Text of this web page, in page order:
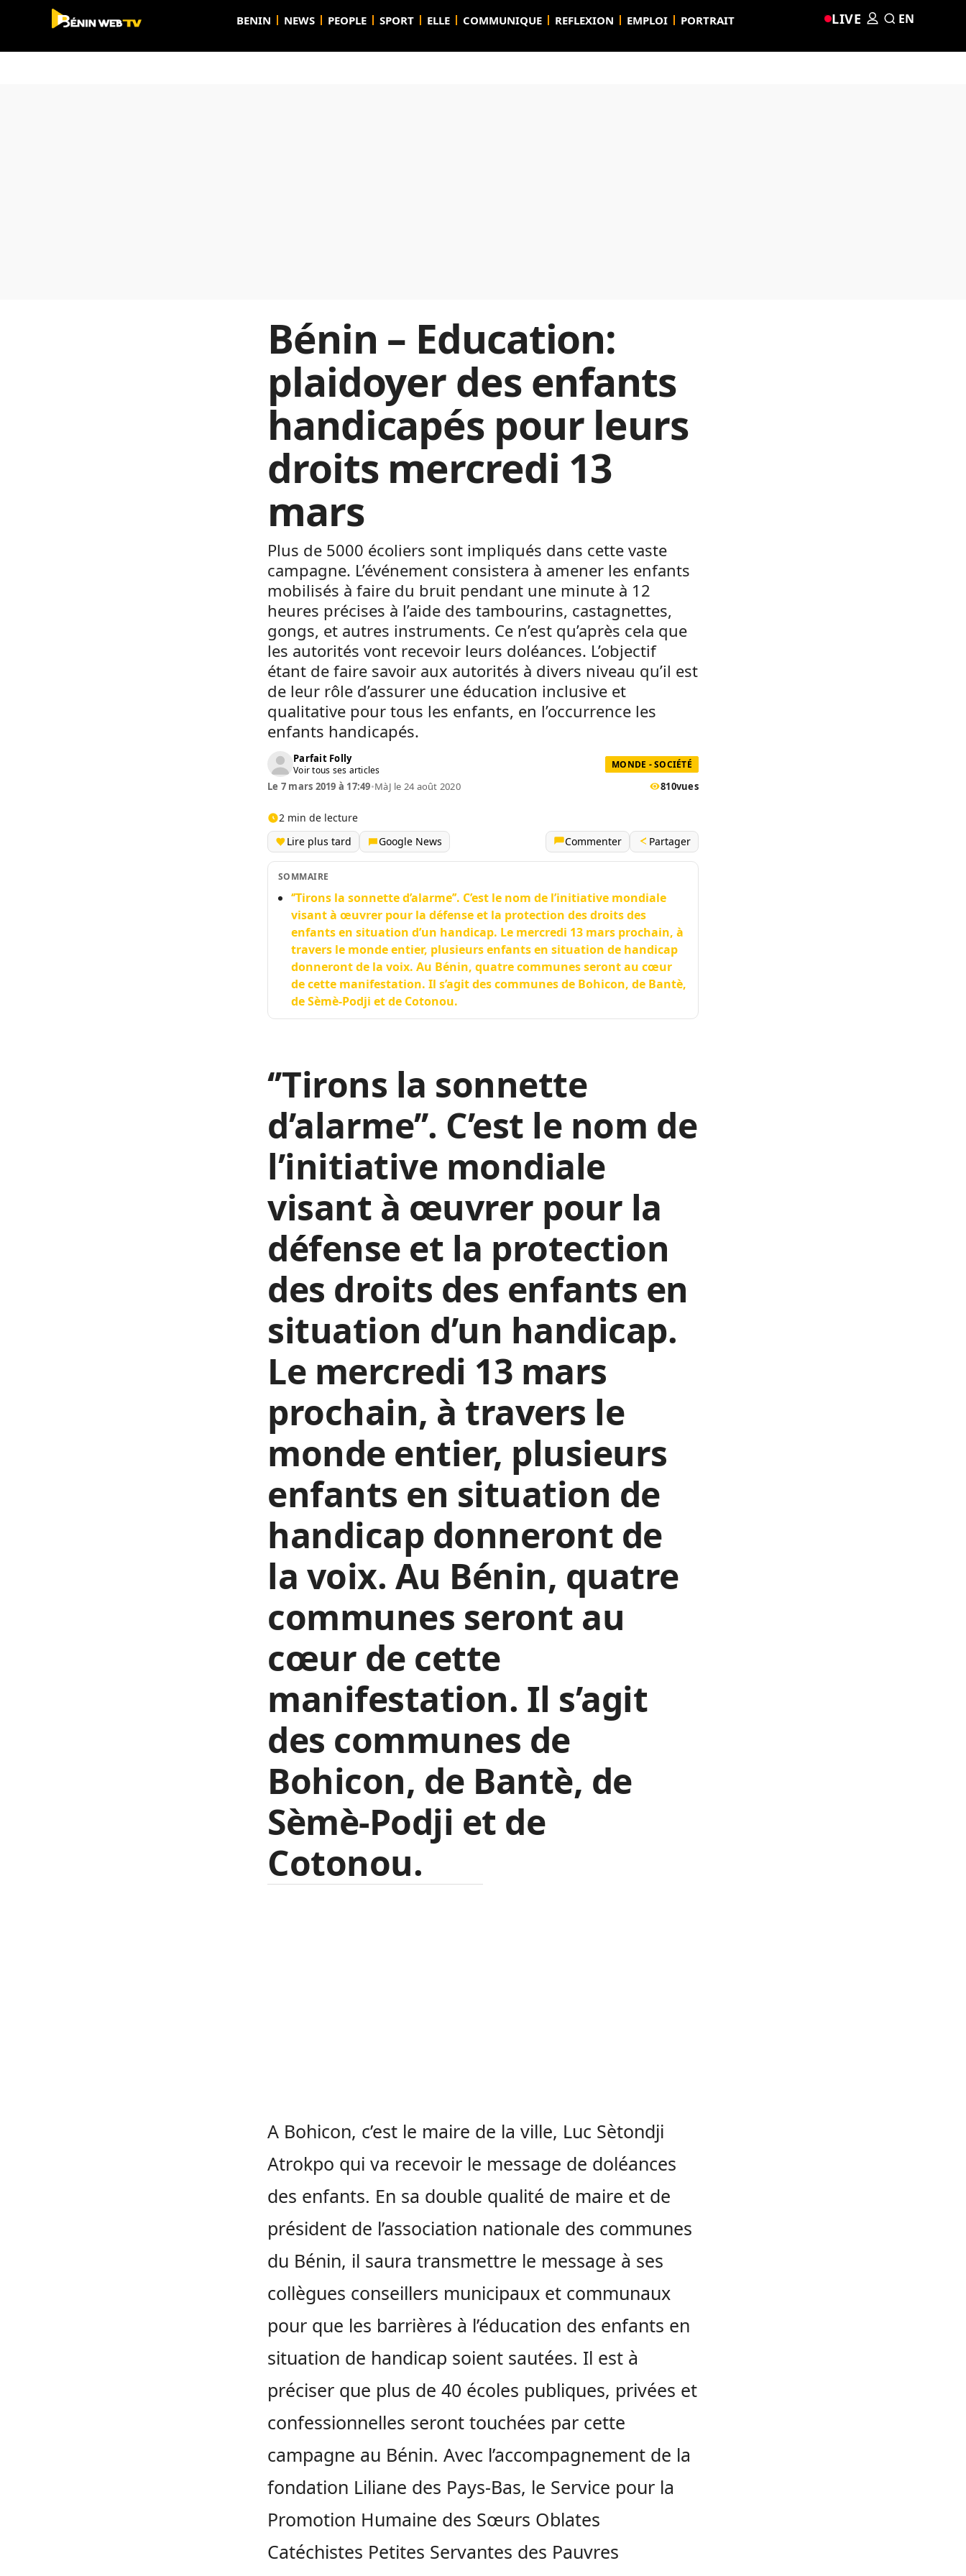
BENIN NEWS PEOPLE SPORT ELLE COMMUNIQUE REFLEXION EMPLOI PORTRAIT LIVE EN
Bénin – Education:
plaidoyer des enfants
handicapés pour leurs
droits mercredi 13
mars
Plus de 5000 écoliers sont impliqués dans cette vaste
campagne. L’événement consistera à amener les enfants
mobilisés à faire du bruit pendant une minute à 12
heures précises à l’aide des tambourins, castagnettes,
gongs, et autres instruments. Ce n’est qu’après cela que
les autorités vont recevoir leurs doléances. L’objectif
étant de faire savoir aux autorités à divers niveau qu’il est
de leur rôle d’assurer une éducation inclusive et
qualitative pour tous les enfants, en l’occurrence les
enfants handicapés.
Parfait Folly
Voir tous ses articles MONDE - SOCIÉTÉ
Le 7 mars 2019 à 17:49•MàJ le 24 août 2020 810vues
2 min de lecture
Lire plus tard
Google News Commenter Partager
SOMMAIRE
‘’Tirons la sonnette d’alarme’’. C’est le nom de l’initiative mondiale
visant à œuvrer pour la défense et la protection des droits des
enfants en situation d’un handicap. Le mercredi 13 mars prochain, à
travers le monde entier, plusieurs enfants en situation de handicap
donneront de la voix. Au Bénin, quatre communes seront au cœur
de cette manifestation. Il s’agit des communes de Bohicon, de Bantè,
de Sèmè-Podji et de Cotonou.
‘’Tirons la sonnette
d’alarme’’. C’est le nom de
l’initiative mondiale
visant à œuvrer pour la
défense et la protection
des droits des enfants en
situation d’un handicap.
Le mercredi 13 mars
prochain, à travers le
monde entier, plusieurs
enfants en situation de
handicap donneront de
la voix. Au Bénin, quatre
communes seront au
cœur de cette
manifestation. Il s’agit
des communes de
Bohicon, de Bantè, de
Sèmè-Podji et de
Cotonou.
A Bohicon, c’est le maire de la ville, Luc Sètondji
Atrokpo qui va recevoir le message de doléances
des enfants. En sa double qualité de maire et de
président de l’association nationale des communes
du Bénin, il saura transmettre le message à ses
collègues conseillers municipaux et communaux
pour que les barrières à l’éducation des enfants en
situation de handicap soient sautées. Il est à
préciser que plus de 40 écoles publiques, privées et
confessionnelles seront touchées par cette
campagne au Bénin. Avec l’accompagnement de la
fondation Liliane des Pays-Bas, le Service pour la
Promotion Humaine des Sœurs Oblates
Catéchistes Petites Servantes des Pauvres